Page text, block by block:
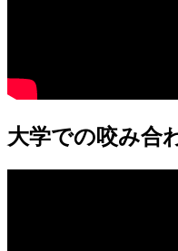
大学での咬み合